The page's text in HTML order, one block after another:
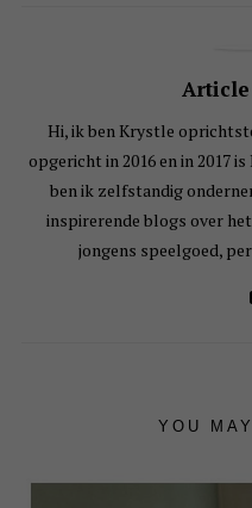
Article
Hi, ik ben Krystle
opgericht in 2016 en in 2017
ben ik zelfstandig
inspirerende blogs over
jongens speelgoed,
YOU